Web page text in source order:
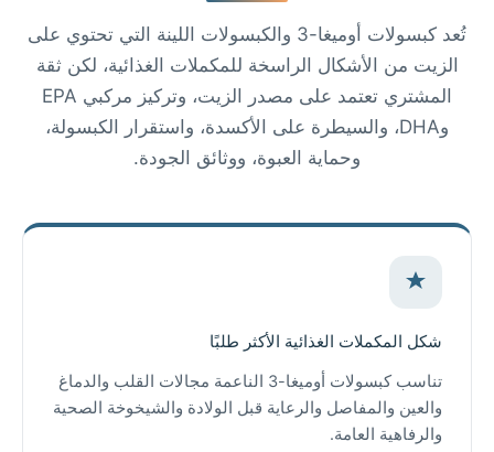
تُعد كبسولات أوميغا-3 والكبسولات اللينة التي تحتوي على
الزيت من الأشكال الراسخة للمكملات الغذائية، لكن ثقة
المشتري تعتمد على مصدر الزيت، وتركيز مركبي EPA
وDHA، والسيطرة على الأكسدة، واستقرار الكبسولة،
وحماية العبوة، ووثائق الجودة.
شكل المكملات الغذائية الأكثر طلبًا
تناسب كبسولات أوميغا-3 الناعمة مجالات القلب والدماغ
والعين والمفاصل والرعاية قبل الولادة والشيخوخة الصحية
والرفاهية العامة.